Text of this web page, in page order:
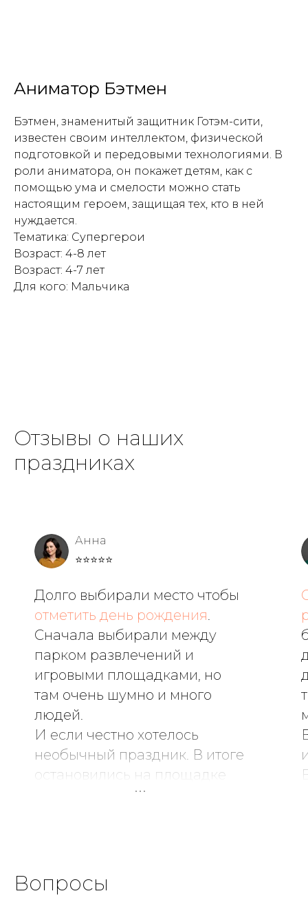
Аниматор Бэтмен
Бэтмен, знаменитый защитник Готэм-сити,
известен своим интеллектом, физической
подготовкой и передовыми технологиями. В
роли аниматора, он покажет детям, как с
помощью ума и смелости можно стать
настоящим героем, защищая тех, кто в ней
нуждается.
Тематика: Супергерои
Возраст: 4-8 лет
Возраст: 4-7 лет
Для кого: Мальчика
Отзывы о наших
праздниках
Анна
⭐⭐⭐⭐⭐
Долго выбирали место чтобы
отметить день рождения.
Сначала выбирали между
парком развлечений и
игровыми площадками, но
там очень шумно и много
людей.
И если честно хотелось
необычный праздник. В итоге
остановились на площадке
Game Diving и ни капли не
Гарри Поттером, и это было
Вопросы